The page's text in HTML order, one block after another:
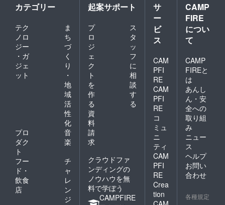
カテゴリー
テク
ノロ
ジー
・ガ
ジェ
ット
ま
ち
づ
く
り
・
地
域
活
性
化
プロ
ダク
ト
音
楽
フー
ド・
飲食
店
チ
ャ
レ
ン
ジ
起案サポート
プ
ロ
ジ
ェ
ク
ト
を
作
る
ス
タ
ッ
フ
に
相
談
す
る
資
料
請
求
クラウドファ
ンディングの
ノウハウを無
料で学ぼう
CAMPFIRE
サ
ー
ビ
ス
CAM
PFI
RE
CAM
PFI
RE
コ
ミュ
ニ
ティ
CAM
PFI
RE
Crea
tion
CAMP
FIRE
につい
て
CAMP
FIREと
は
あんし
ん・安
全への
取り組
み
ニュー
ス
ヘルプ
お問い
合わせ
各種規定